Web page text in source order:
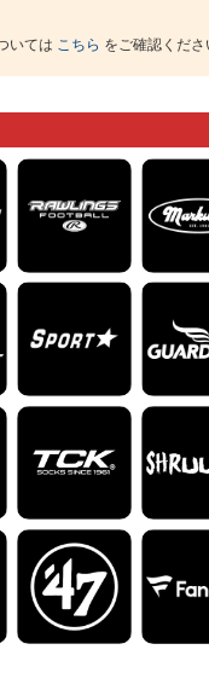
いては こちら をご確認くださ